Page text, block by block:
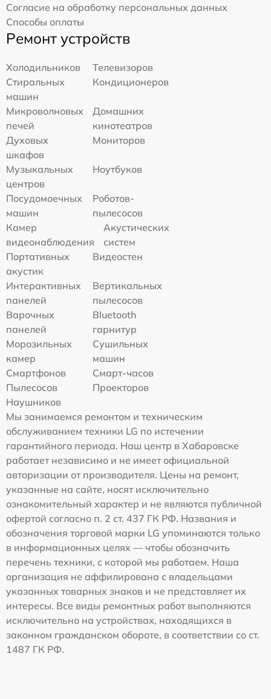
Согласие на обработку персональных данных
Способы оплаты
Ремонт устройств
Холодильников
Телевизоров
Стиральных
машин
Кондиционеров
Микроволновых
печей
Домашних
кинотеатров
Духовых
шкафов
Мониторов
Музыкальных
центров
Ноутбуков
Посудомоечных
машин
Роботов-
пылесосов
Камер
видеонаблюдения
Акустических
систем
Портативных
акустик
Видеостен
Интерактивных
панелей
Вертикальных
пылесосов
Варочных
панелей
Bluetooth
гарнитур
Морозильных
камер
Сушильных
машин
Смартфонов
Смарт-часов
Пылесосов
Проекторов
Наушников
Мы занимаемся ремонтом и техническим
обслуживанием техники LG по истечении
гарантийного периода. Наш центр в Хабаровске
работает независимо и не имеет официальной
авторизации от производителя. Цены на ремонт,
указанные на сайте, носят исключительно
ознакомительный характер и не являются публичной
офертой согласно п. 2 ст. 437 ГК РФ. Названия и
обозначения торговой марки LG упоминаются только
в информационных целях — чтобы обозначить
перечень техники, с которой мы работаем. Наша
организация не аффилирована с владельцами
указанных товарных знаков и не представляет их
интересы. Все виды ремонтных работ выполняются
исключительно на устройствах, находящихся в
законном гражданском обороте, в соответствии со ст.
1487 ГК РФ.